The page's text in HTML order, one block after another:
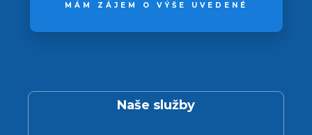
MÁM ZÁJEM O VÝŠE UVEDENÉ
Naše služby